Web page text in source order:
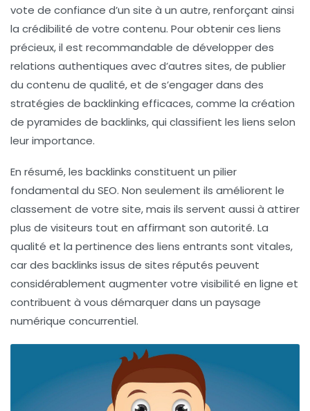
vote de confiance d’un site à un autre, renforçant ainsi
la crédibilité de votre contenu. Pour obtenir ces liens
précieux, il est recommandable de développer des
relations authentiques avec d’autres sites, de publier
du contenu de qualité, et de s’engager dans des
stratégies de backlinking efficaces, comme la création
de pyramides de backlinks, qui classifient les liens selon
leur importance.
En résumé, les backlinks constituent un pilier
fondamental du SEO. Non seulement ils améliorent le
classement de votre site, mais ils servent aussi à attirer
plus de visiteurs tout en affirmant son autorité. La
qualité et la pertinence des liens entrants sont vitales,
car des backlinks issus de sites réputés peuvent
considérablement augmenter votre visibilité en ligne et
contribuent à vous démarquer dans un paysage
numérique concurrentiel.